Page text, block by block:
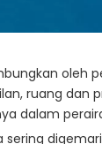
oleh
ruang
dalam